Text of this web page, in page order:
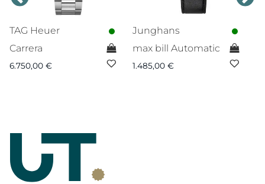
TAG Heuer
Carrera
6.750,00 €
Junghans
max bill Automatic
1.485,00 €